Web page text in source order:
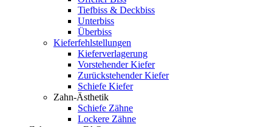
Tiefbiss & Deckbiss
Unterbiss
Überbiss
Kieferfehl­stellungen
Kieferverlagerung
Vorstehender Kiefer
Zurückstehender Kiefer
Schiefe Kiefer
Zahn-Ästhetik
Schiefe Zähne
Lockere Zähne